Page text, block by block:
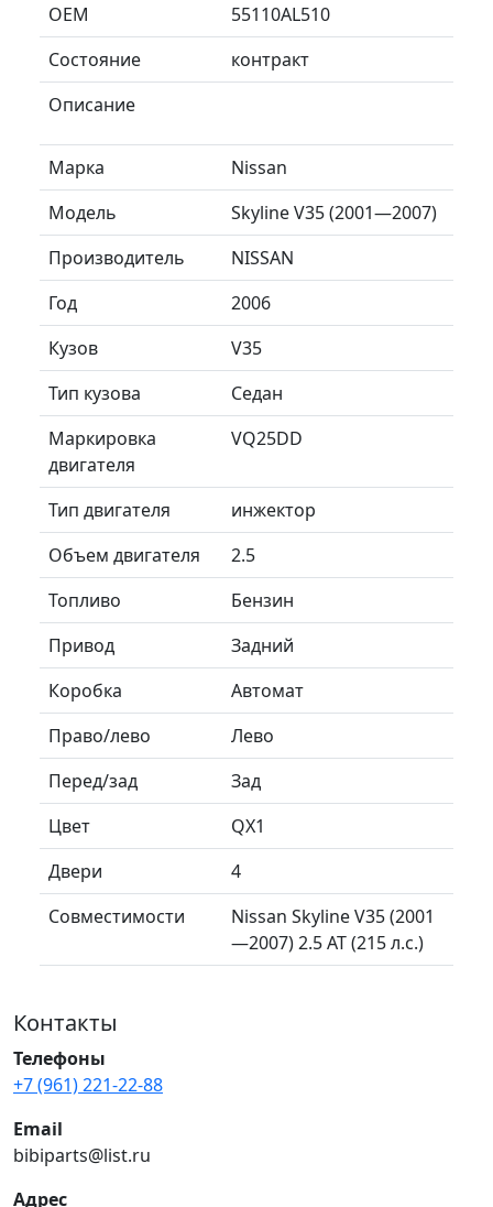
ОЕМ
55110AL510
Состояние
контракт
Описание
Марка
Nissan
Модель
Skyline V35 (2001—2007)
Производитель
NISSAN
Год
2006
Кузов
V35
Тип кузова
Седан
Маркировка
двигателя
VQ25DD
Тип двигателя
инжектор
Объем двигателя
2.5
Топливо
Бензин
Привод
Задний
Коробка
Автомат
Право/лево
Лево
Перед/зад
Зад
Цвет
QX1
Двери
4
Совместимости
Nissan Skyline V35 (2001
—2007) 2.5 AT (215 л.с.)
Контакты
Телефоны
+7 (961) 221-22-88
Email
bibiparts@list.ru
Адрес